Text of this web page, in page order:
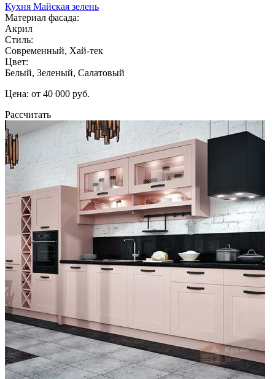
Кухня Майская зелень
Материал фасада:
Акрил
Стиль:
Современный, Хай-тек
Цвет:
Белый, Зеленый, Салатовый
Цена: от 40 000 руб.
Рассчитать